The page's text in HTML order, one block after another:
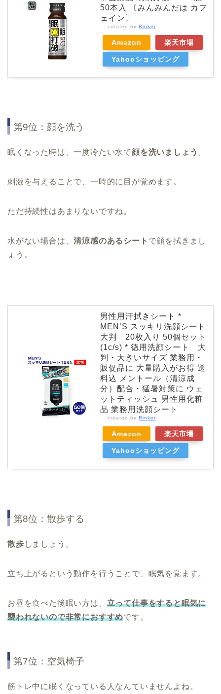
50本入 〔みんみんだは カフ
ェイン〕
created by Rinker
Amazon 楽天市場
Yahooショッピング
第9位：顔を洗う
眠くなった時は、一度冷たい水で顔を洗いましょう 。
刺激を与えることで、一時的に目が覚めます。
ただ持続性はあまりないですね。
水がない場合は、清涼感のあるシート で顔を拭きまし
ょう。
男性用汗拭きシート *
MEN’S スッキリ洗顔シート
大判 20枚入り 50個セット
(1c/s) * 徳用洗顔シート 大
判・大きいサイズ 業務用・
販促品に 大量購入がお得 送
料込 メントール（清涼成
分）配合・猛暑対策に ウェ
ットティッシュ 男性用化粧
品 業務用洗顔シート
created by Rinker
Amazon 楽天市場
Yahooショッピング
第8位：散歩する
散歩 しましょう。
立ち上がるという動作を行うことで、眠気を覚ます。
お昼を食べた後眠い方は、 立って仕事をすると眠気に
襲われないので非常におすすめです。
第7位：空気椅子
筋トレ中に眠くなっている人なんていませんよね。